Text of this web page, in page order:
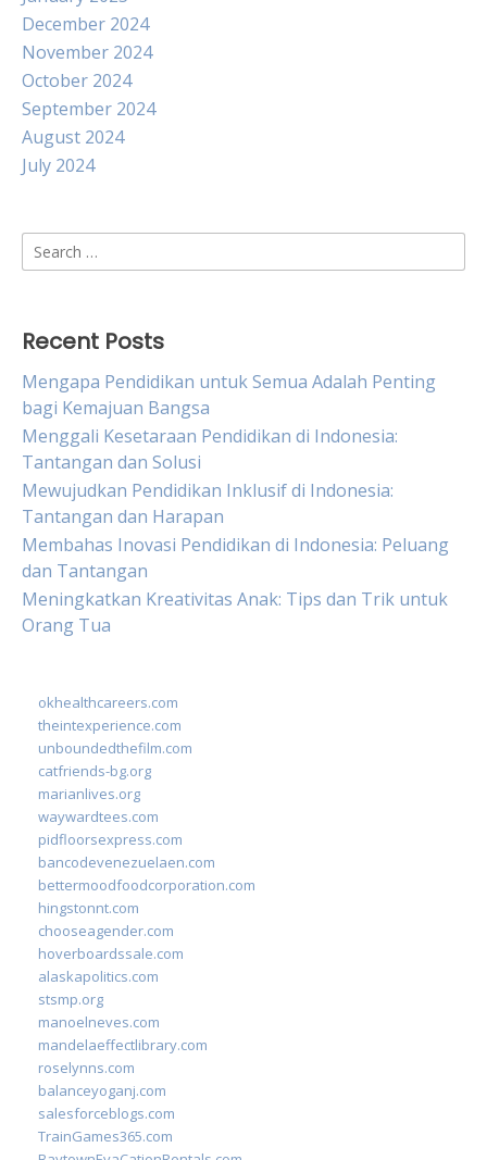
December 2024
November 2024
October 2024
September 2024
August 2024
July 2024
Search
for:
Recent Posts
Mengapa Pendidikan untuk Semua Adalah Penting
bagi Kemajuan Bangsa
Menggali Kesetaraan Pendidikan di Indonesia:
Tantangan dan Solusi
Mewujudkan Pendidikan Inklusif di Indonesia:
Tantangan dan Harapan
Membahas Inovasi Pendidikan di Indonesia: Peluang
dan Tantangan
Meningkatkan Kreativitas Anak: Tips dan Trik untuk
Orang Tua
okhealthcareers.com
theintexperience.com
unboundedthefilm.com
catfriends-bg.org
marianlives.org
waywardtees.com
pidfloorsexpress.com
bancodevenezuelaen.com
bettermoodfoodcorporation.com
hingstonnt.com
chooseagender.com
hoverboardssale.com
alaskapolitics.com
stsmp.org
manoelneves.com
mandelaeffectlibrary.com
roselynns.com
balanceyoganj.com
salesforceblogs.com
TrainGames365.com